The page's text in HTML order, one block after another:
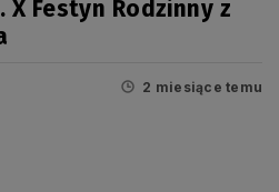
Festyn Rodzinny z
2 miesiące temu